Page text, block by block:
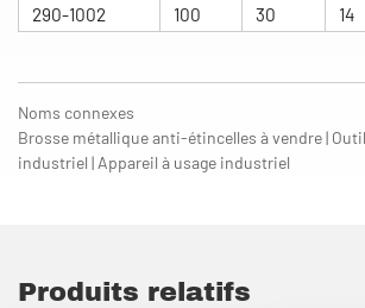
290-1002
100 30 14
Noms connexes
Brosse métallique anti-étincelles à vendre |
industriel | Appareil à usage industriel
Produits relatifs